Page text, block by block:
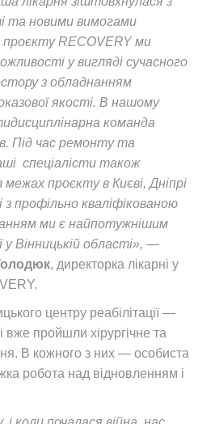
та новими вимогами
проєкту RECOVERY ми
у вигляді сучасного
з обладнанням
якості. В нашому
команда
Під час ремонту та
спеціалісти також
проєкту в Києві, Дніпрі
профільно кваліфікованою
ми є найпотужнішим
у Вінницькій області», —
, директорка лікарні у
центру реабілітації —
вже пройшли хірургічне та
В кожного з них — особиста
робота над відновленням і